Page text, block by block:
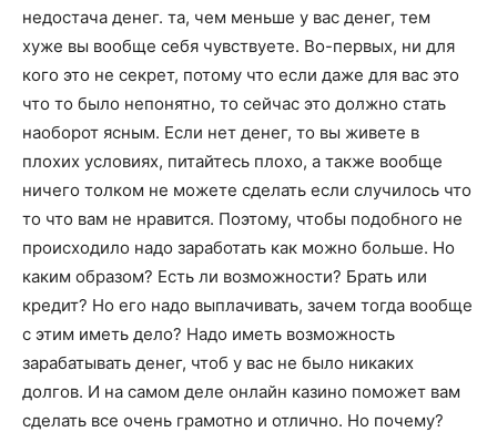
недостача денег. та, чем меньше у вас денег, тем
хуже вы вообще себя чувствуете. Во-первых, ни для
кого это не секрет, потому что если даже для вас это
что то было непонятно, то сейчас это должно стать
наоборот ясным. Если нет денег, то вы живете в
плохих условиях, питайтесь плохо, а также вообще
ничего толком не можете сделать если случилось что
то что вам не нравится. Поэтому, чтобы подобного не
происходило надо заработать как можно больше. Но
каким образом? Есть ли возможности? Брать или
кредит? Но его надо выплачивать, зачем тогда вообще
с этим иметь дело? Надо иметь возможность
зарабатывать денег, чтоб у вас не было никаких
долгов. И на самом деле онлайн казино поможет вам
сделать все очень грамотно и отлично. Но почему?